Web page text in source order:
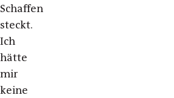
Schaffen
steckt.
Ich
hätte
mir
keine